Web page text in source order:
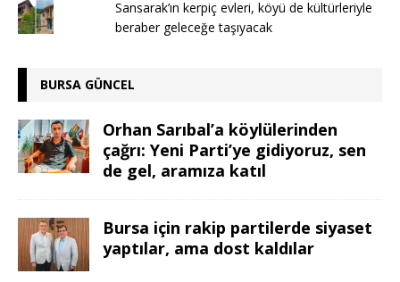
Sansarak’ın kerpiç evleri, köyü de kültürleriyle
beraber geleceğe taşıyacak
BURSA GÜNCEL
Orhan Sarıbal’a köylülerinden
çağrı: Yeni Parti’ye gidiyoruz, sen
de gel, aramıza katıl
Bursa için rakip partilerde siyaset
yaptılar, ama dost kaldılar